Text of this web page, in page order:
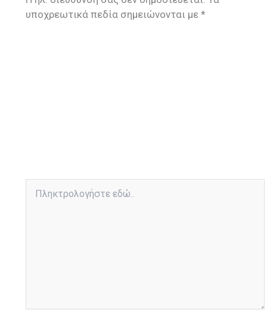
υποχρεωτικά πεδία σημειώνονται με*
εδώ..